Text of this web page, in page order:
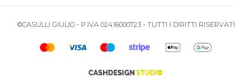
©CASULLI GIULIO - P.IVA 02416000723 - TUTTI I DIRITTI RISERVATI